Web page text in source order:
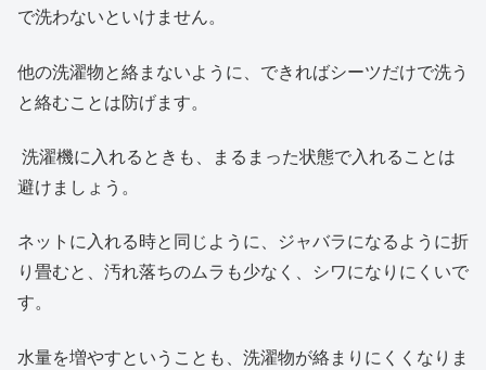
で洗わないといけません。
他の洗濯物と絡まないように、できればシーツだけで洗う
と絡むことは防げます。
洗濯機に入れるときも、まるまった状態で入れることは
避けましょう。
ネットに入れる時と同じように、ジャバラになるように折
り畳むと、汚れ落ちのムラも少なく、シワになりにくいで
す。
水量を増やすということも、洗濯物が絡まりにくくなりま